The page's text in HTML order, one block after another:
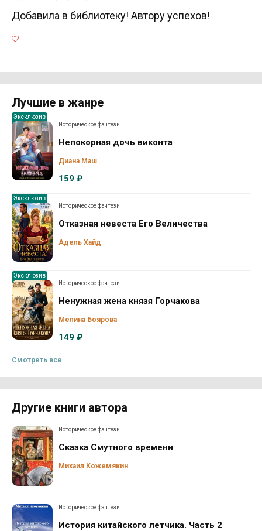
Добавила в библиотеку! Автору успехов!
Лучшие в жанре
Эксклюзив
Историческое фэнтези
Непокорная дочь виконта
Диана Маш
159 ₽
Эксклюзив
Историческое фэнтези
Отказная невеста Его Величества
Адель Хайд
Эксклюзив
Историческое фэнтези
Ненужная жена князя Горчакова
Мелина Боярова
149 ₽
Смотреть все
Другие книги автора
Историческое фэнтези
Сказка Смутного времени
Михаил Кожемякин
Историческое фэнтези
История китайского летчика. Часть 2